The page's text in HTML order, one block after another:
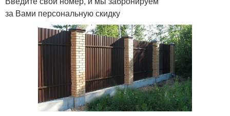
за Вами персональную скидку